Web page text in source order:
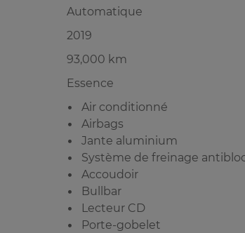
Automatique
2019
93,000 km
Essence
Air conditionné
Airbags
Jante aluminium
Système de freinage
Accoudoir
Bullbar
Lecteur CD
Porte-gobelet